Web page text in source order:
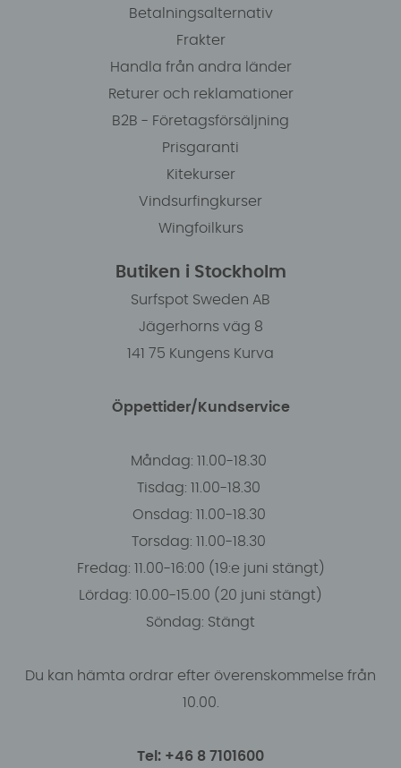
Betalningsalternativ
Frakter
Handla från andra länder
Returer och reklamationer
B2B - Företagsförsäljning
Prisgaranti
Kitekurser
Vindsurfingkurser
Wingfoilkurs
Butiken i Stockholm
Surfspot Sweden AB
Jägerhorns väg 8
141 75 Kungens Kurva
Öppettider/Kundservice
Måndag: 11.00-18.30
Tisdag: 11.00-18.30
Onsdag: 11.00-18.30
Torsdag: 11.00-18.30
Fredag: 11.00-16:00 (19:e juni stängt)
Lördag: 10.00-15.00 (20 juni stängt)
Söndag: Stängt
Du kan hämta ordrar efter överenskommelse från
10.00.
Tel: +46 8 7101600